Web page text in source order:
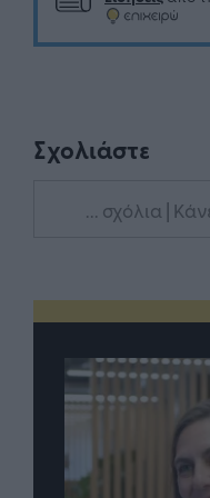
Σχολιάστε
... σχόλια |